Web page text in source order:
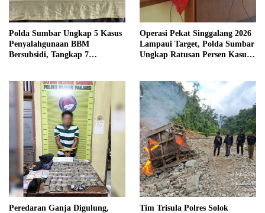
Polda Sumbar Ungkap 5 Kasus
Penyalahgunaan BBM
Bersubsidi, Tangkap 7
Operasi Pekat Singgalang 2026
Lampaui Target, Polda Sumbar
Ungkap Ratusan Persen Kasus
Peredaran Ganja Digulung,
Tim Trisula Polres Solok